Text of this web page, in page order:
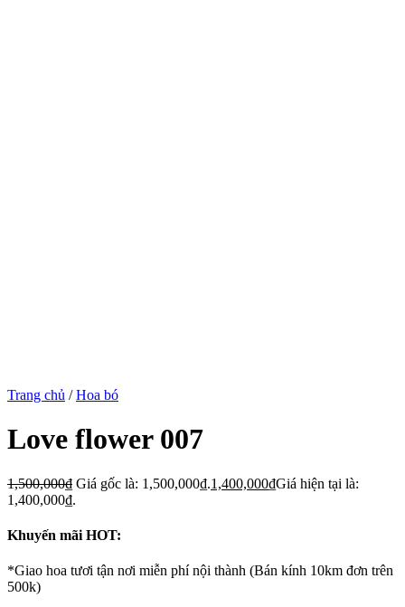
Trang chủ / Hoa bó
Love flower 007
1,500,000₫ Giá gốc là: 1,500,000₫.1,400,000₫Giá hiện tại là:
1,400,000₫.
Khuyến mãi HOT:
*Giao hoa tươi tận nơi miễn phí nội thành (Bán kính 10km đơn trên
500k)